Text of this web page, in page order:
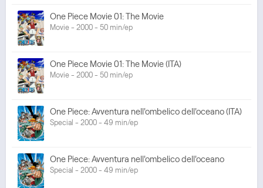
One Piece Movie 01: The Movie
Movie - 2000 - 50 min/ep
One Piece Movie 01: The Movie (ITA)
Movie - 2000 - 50 min/ep
One Piece: Avventura nell'ombelico dell'oceano (ITA)
Special - 2000 - 49 min/ep
One Piece: Avventura nell'ombelico dell'oceano
Special - 2000 - 49 min/ep